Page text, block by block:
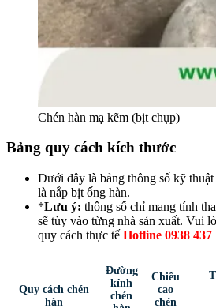
Chén hàn mạ kẽm (bịt chụp)
Bảng quy cách kích thước
Dưới đây là bảng thông số kỹ
là nắp bịt ống hàn.
*Lưu ý: thông số chỉ mang tính
sẽ tùy vào từng nhà sản xuất. Vui
quy cách thực tế Hotline 0938 437
Quy cách chén
hàn
Đường
kính
chén
Chiều
cao
chén